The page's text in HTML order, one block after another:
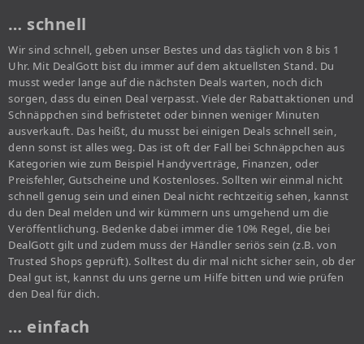
… schnell
Wir sind schnell, geben unser Bestes und das täglich von 8 bis 1
Uhr. Mit DealGott bist du immer auf dem aktuellsten Stand. Du
musst weder lange auf die nächsten Deals warten, noch dich
sorgen, dass du einen Deal verpasst. Viele der Rabattaktionen und
Schnäppchen sind befristetet oder binnen weniger Minuten
ausverkauft. Das heißt, du musst bei einigen Deals schnell sein,
denn sonst ist alles weg. Das ist oft der Fall bei Schnäppchen aus
Kategorien wie zum Beispiel Handyverträge, Finanzen, oder
Preisfehler, Gutscheine und Kostenloses. Sollten wir einmal nicht
schnell genug sein und einen Deal nicht rechtzeitig sehen, kannst
du den Deal melden und wir kümmern uns umgehend um die
Veröffentlichung. Bedenke dabei immer die 10% Regel, die bei
DealGott gilt und zudem muss der Händler seriös sein (z.B. von
Trusted Shops geprüft). Solltest du dir mal nicht sicher sein, ob der
Deal gut ist, kannst du uns gerne um Hilfe bitten und wie prüfen
den Deal für dich.
… einfach